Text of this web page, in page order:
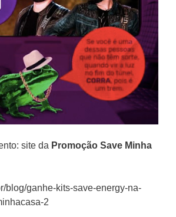
site da Promoção Save Minha
blog/ganhe-kits-save-energy-na-
2